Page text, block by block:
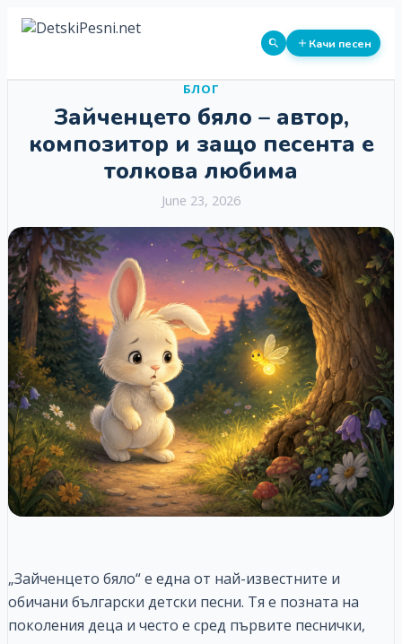
Качи песен
БЛОГ
Зайченцето бяло – автор,
композитор и защо песента е
толкова любима
June 23, 2026
„Зайченцето бяло“ е една от най-известните и
обичани български детски песни. Тя е позната на
поколения деца и често е сред първите песнички,